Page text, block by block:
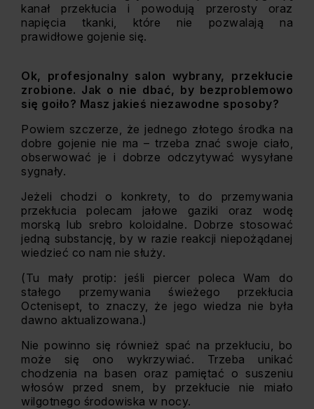
kanał przekłucia i powodują przerosty oraz
napięcia tkanki, które nie pozwalają na
prawidłowe gojenie się.
Ok, profesjonalny salon wybrany, przekłucie
zrobione. Jak o nie dbać, by bezproblemowo
się goiło? Masz jakieś niezawodne sposoby?
Powiem szczerze, że jednego złotego środka na
dobre gojenie nie ma – trzeba znać swoje ciało,
obserwować je i dobrze odczytywać wysyłane
sygnały.
Jeżeli chodzi o konkrety, to do przemywania
przekłucia polecam jałowe gaziki oraz wodę
morską lub srebro koloidalne. Dobrze stosować
jedną substancję, by w razie reakcji niepożądanej
wiedzieć co nam nie służy.
(Tu mały protip: jeśli piercer poleca Wam do
stałego przemywania świeżego przekłucia
Octenisept, to znaczy, że jego wiedza nie była
dawno aktualizowana.)
Nie powinno się również spać na przekłuciu, bo
może się ono wykrzywiać. Trzeba unikać
chodzenia na basen oraz pamiętać o suszeniu
włosów przed snem, by przekłucie nie miało
wilgotnego środowiska w nocy.